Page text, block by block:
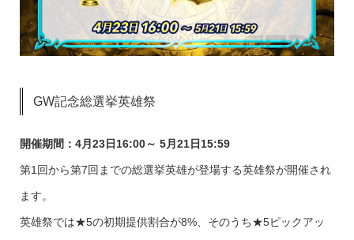
GW記念総選挙英雄祭
開催期間：4月23日16:00～ 5月21日15:59
第1回から第7回までの総選挙英雄が登場する英雄祭が開催され
ます。
英雄祭では★5の初期提供割合が8%、そのうち★5ピックアッ